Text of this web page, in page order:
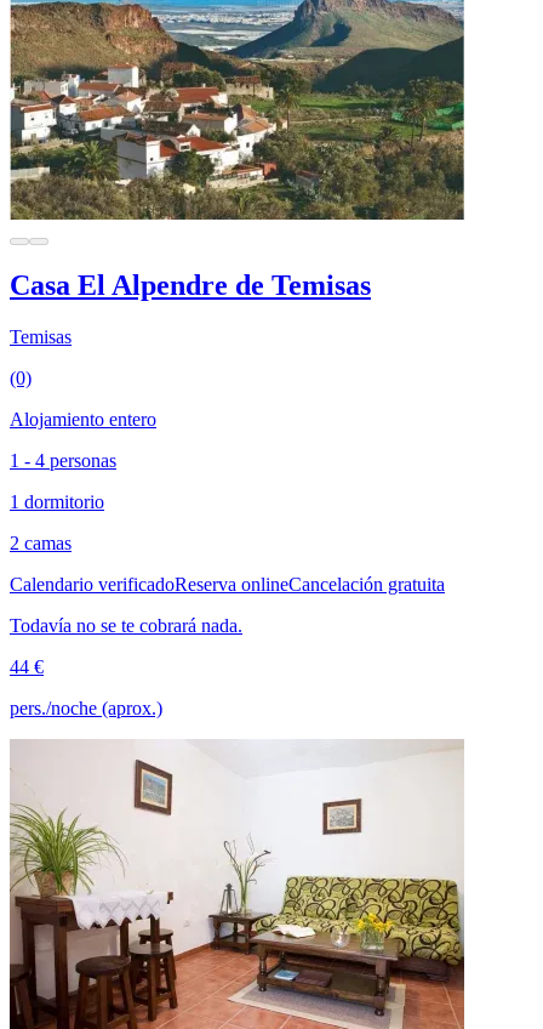
Casa El Alpendre de Temisas
Temisas
(0)
Alojamiento entero
1 - 4 personas
1 dormitorio
2 camas
Calendario verificadoReserva onlineCancelación gratuita
Todavía no se te cobrará nada.
44 €
pers./noche (aprox.)